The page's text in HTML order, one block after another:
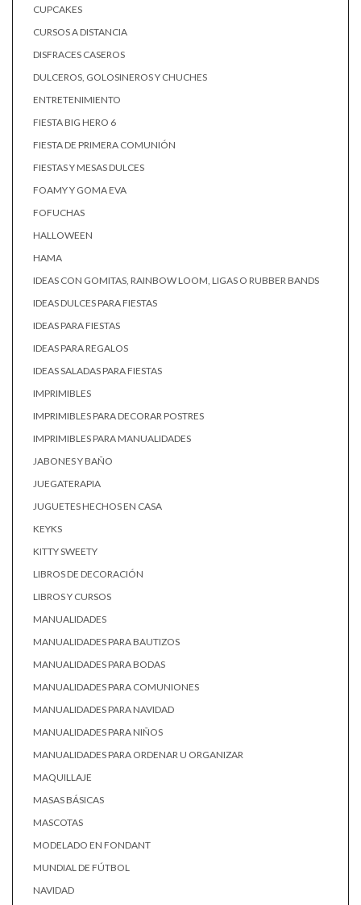
CUPCAKES
CURSOS A DISTANCIA
DISFRACES CASEROS
DULCEROS, GOLOSINEROS Y CHUCHES
ENTRETENIMIENTO
FIESTA BIG HERO 6
FIESTA DE PRIMERA COMUNIÓN
FIESTAS Y MESAS DULCES
FOAMY Y GOMA EVA
FOFUCHAS
HALLOWEEN
HAMA
IDEAS CON GOMITAS, RAINBOW LOOM, LIGAS O RUBBER BANDS
IDEAS DULCES PARA FIESTAS
IDEAS PARA FIESTAS
IDEAS PARA REGALOS
IDEAS SALADAS PARA FIESTAS
IMPRIMIBLES
IMPRIMIBLES PARA DECORAR POSTRES
IMPRIMIBLES PARA MANUALIDADES
JABONES Y BAÑO
JUEGATERAPIA
JUGUETES HECHOS EN CASA
KEYKS
KITTY SWEETY
LIBROS DE DECORACIÓN
LIBROS Y CURSOS
MANUALIDADES
MANUALIDADES PARA BAUTIZOS
MANUALIDADES PARA BODAS
MANUALIDADES PARA COMUNIONES
MANUALIDADES PARA NAVIDAD
MANUALIDADES PARA NIÑOS
MANUALIDADES PARA ORDENAR U ORGANIZAR
MAQUILLAJE
MASAS BÁSICAS
MASCOTAS
MODELADO EN FONDANT
MUNDIAL DE FÚTBOL
NAVIDAD